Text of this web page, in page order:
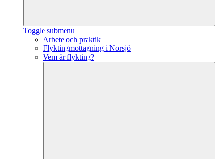
Toggle submenu
Arbete och praktik
Flyktingmottagning i Norsjö
Vem är flykting?